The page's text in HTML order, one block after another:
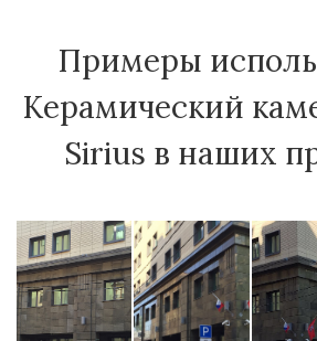
Примеры
Керамический
Sirius в наших